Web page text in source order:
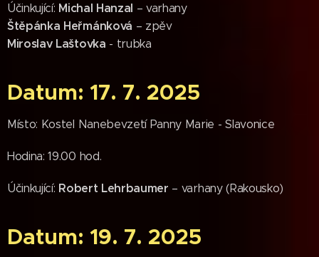
Účinkující: Michal Hanzal – varhany
Štěpánka Heřmánková – zpěv
Miroslav Laštovka - trubka
Datum: 17. 7. 2025
Místo: Kostel Nanebevzetí Panny Marie - Slavonice
Hodina: 19.00 hod.
Účinkující: Robert Lehrbaumer – varhany (Rakousko)
Datum: 19. 7. 2025